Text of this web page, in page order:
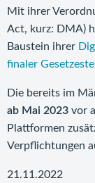
Mit ihrer
Act, kurz: DMA)
Baustein ihrer
finaler
Die bereits im
ab Mai 2023 vor
Plattformen
Verpflichtungen
21.11.2022